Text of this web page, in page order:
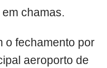
chamas.
o fechamento por
aeroporto de